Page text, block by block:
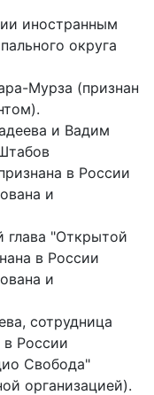
иностранным
округа
Мурза (признан
и Вадим
в России
и
"Открытой
в России
и
сотрудница
России
Свобода"
организацией).